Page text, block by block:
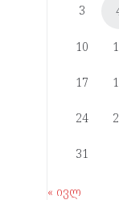
3
10
17
24
31
« ივლ